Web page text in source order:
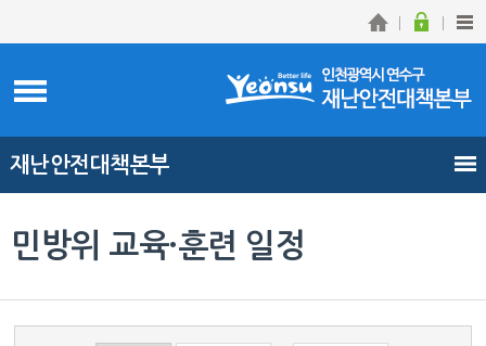
재난안전대책본부
민방위 교육·훈련 일정